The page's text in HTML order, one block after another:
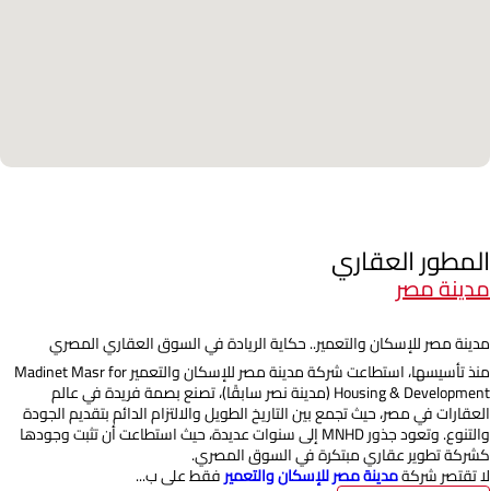
المطور العقاري
مدينة مصر
مدينة مصر للإسكان والتعمير.. حكاية الريادة في السوق العقاري المصري
منذ تأسيسها، استطاعت شركة مدينة مصر للإسكان والتعمير Madinet Masr for
Housing & Development (مدينة نصر سابقًا)، تصنع بصمة فريدة في عالم
العقارات في مصر، حيث تجمع بين التاريخ الطويل والالتزام الدائم بتقديم الجودة
والتنوع. وتعود جذور MNHD إلى سنوات عديدة، حيث استطاعت أن تثبت وجودها
كشركة تطوير عقاري مبتكرة في السوق المصري.
لا تقتصر شركةمدينة مصر للإسكان والتعميرفقط على ب...